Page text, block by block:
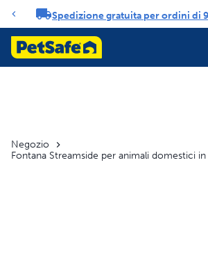
Carosello di notificheSpedizione gratuita per ordini di
Negozio
Fontana Streamside per animali domestici